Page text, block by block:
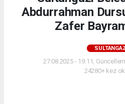
Abdurrahman
Zafer
27.08.2025 - 19:11,
24280+ kez